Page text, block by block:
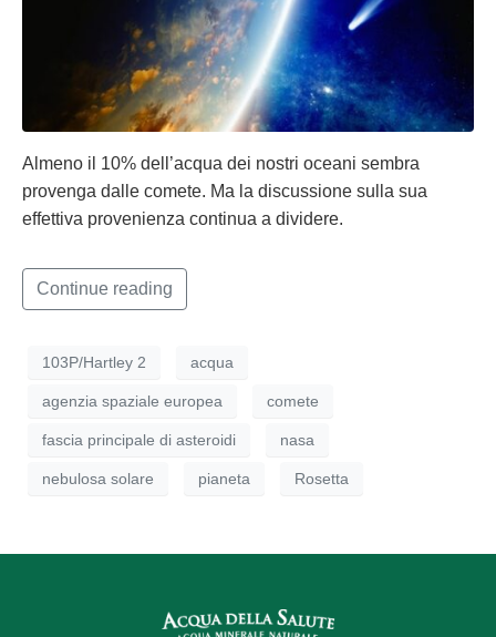
Almeno il 10% dell’acqua dei nostri oceani sembra
provenga dalle comete. Ma la discussione sulla sua
effettiva provenienza continua a dividere.
Continue reading
103P/Hartley 2 acqua
agenzia spaziale europea comete
fascia principale di asteroidi nasa
nebulosa solare pianeta Rosetta